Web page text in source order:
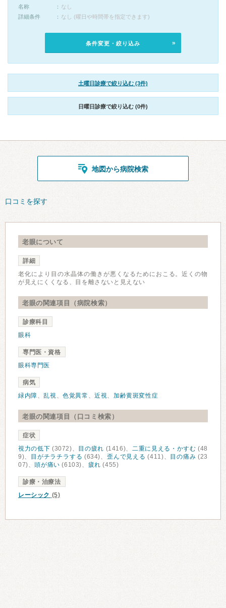
名称
なし
詳細条件
なし (曜日や時間帯を指定できます)
条件変更・絞り込み
土曜日診療で絞り込む (3件)
日曜日診療で絞り込む (0件)
地図から病院検索
口コミを探す
老眼について
詳細
老化により目の水晶体の働きが悪くなるためにおこる。近くの物
が見えにくくなる、目を離さないと見えない
老眼の関連項目（病院検索）
診療科目
眼科
専門医・資格
眼科専門医
病気
緑内障、乱視、色覚異常 、近視、加齢黄斑変性症
老眼の関連項目（口コミ検索）
症状
視力の低下 (3072)、 目の疲れ (1416)、 二重に見える・かすむ (48
9)、
目がチラチラする (634)、歪んで見える (411)、 目の痛み (23
07)、頭が痛い (6103)、 疲れ (455)
診療・治療法
レーシック (5)